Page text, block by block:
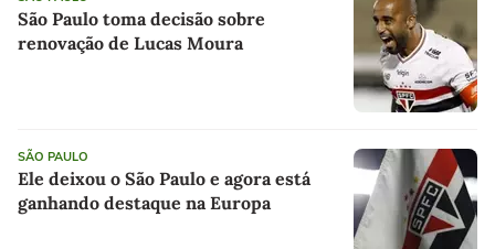
São Paulo toma decisão sobre
renovação de Lucas Moura
SÃO PAULO
Ele deixou o São Paulo e agora está
ganhando destaque na Europa